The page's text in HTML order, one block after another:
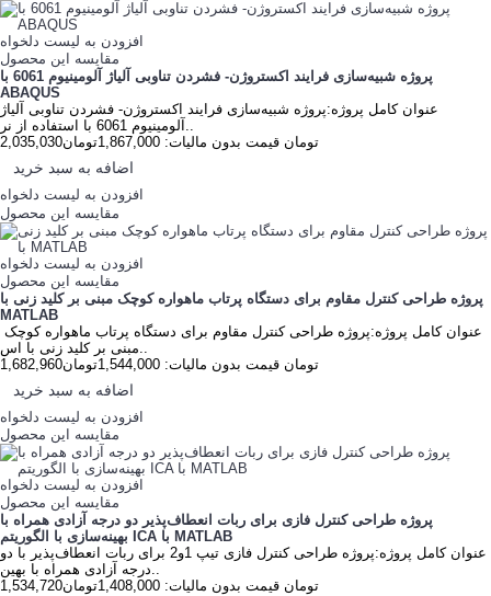
افزودن به لیست دلخواه
مقایسه این محصول
پروژه شبیه‌سازی فرایند اکستروژن- فشردن تناوبی آلیاژ آلومینیوم 6061 با
ABAQUS
عنوان کامل پروژه:پروژه شبیه‌سازی فرایند اکستروژن- فشردن تناوبی آلیاژ
آلومینیوم 6061 با استفاده از نر..
2,035,030تومان قیمت بدون مالیات: 1,867,000تومان
اضافه به سبد خرید
افزودن به لیست دلخواه
مقایسه این محصول
افزودن به لیست دلخواه
مقایسه این محصول
پروژه طراحی کنترل مقاوم برای دستگاه پرتاب ماهواره کوچک مبنی بر کلید زنی با
MATLAB
عنوان کامل پروژه:پروژه طراحی کنترل مقاوم برای دستگاه پرتاب ماهواره کوچک
1,682,960تومان قیمت بدون مالیات: 1,544,000تومان
اضافه به سبد خرید
افزودن به لیست دلخواه
مقایسه این محصول
افزودن به لیست دلخواه
مقایسه این محصول
پروژه طراحی کنترل فازی برای ربات انعطاف‌پذیر دو درجه آزادی همراه با
بهینه‌سازی با الگوریتم ICA با MATLAB
عنوان کامل پروژه:پروژه طراحی کنترل فازی تیپ 1و2 برای ربات انعطاف‌پذیر با دو
درجه آزادی همراه با بهین..
1,534,720تومان قیمت بدون مالیات: 1,408,000تومان